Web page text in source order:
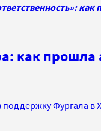
как
поддержку Фургала в